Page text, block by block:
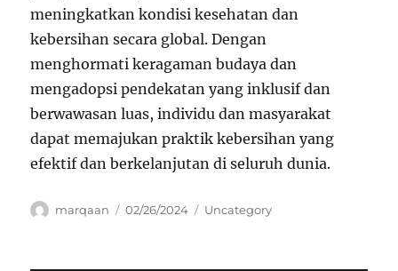
meningkatkan kondisi kesehatan dan
kebersihan secara global. Dengan
menghormati keragaman budaya dan
mengadopsi pendekatan yang inklusif dan
berwawasan luas, individu dan masyarakat
dapat memajukan praktik kebersihan yang
efektif dan berkelanjutan di seluruh dunia.
Author
marqaan
Posted
02/26/2024 Categories
Uncategory